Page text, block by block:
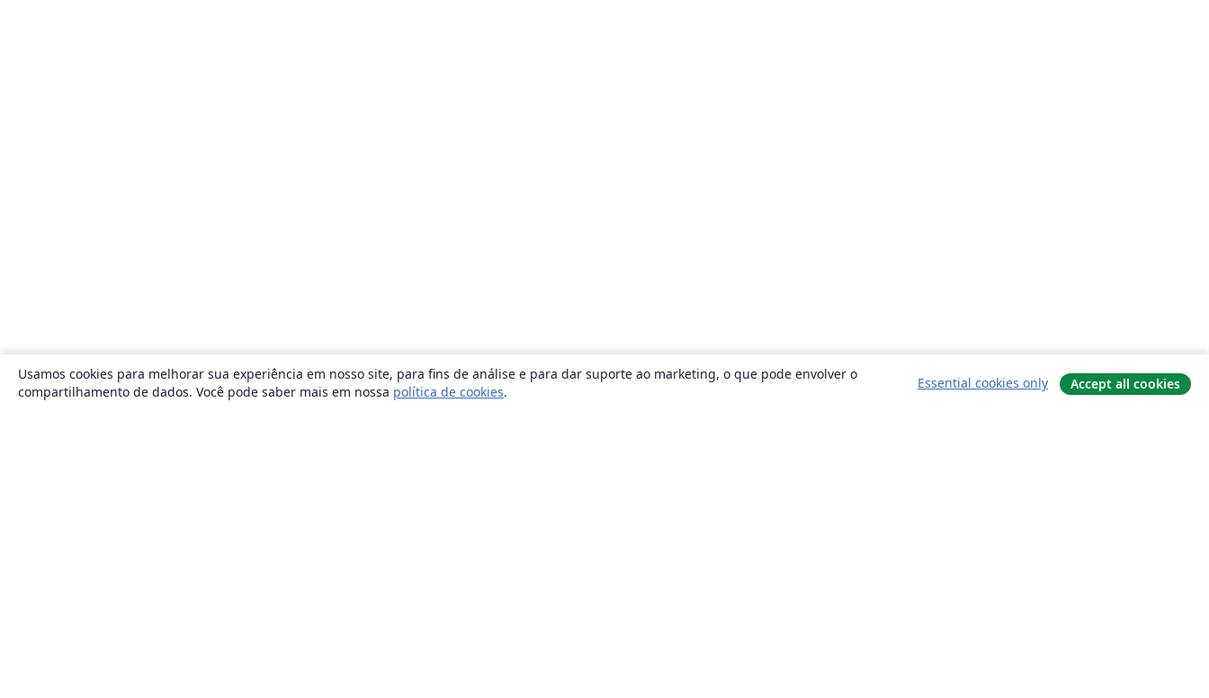
Usamos cookies para melhorar sua experiência em nosso site, para fins de análise e para dar suporte ao marketing, o que pode envolver o
compartilhamento de dados. Você pode saber mais em nossa política de cookies.
Essential cookies only Accept all cookies